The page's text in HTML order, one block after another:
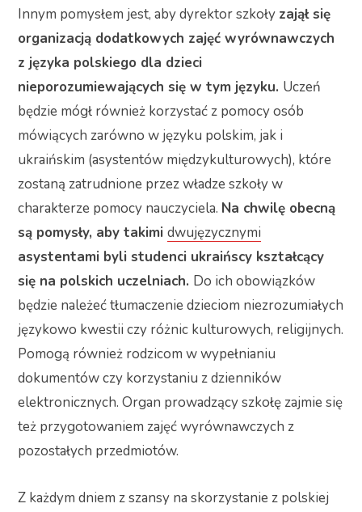
Innym pomysłem jest, aby dyrektor szkoły zajął się
organizacją dodatkowych zajęć wyrównawczych
z języka polskiego dla dzieci
nieporozumiewających się w tym języku. Uczeń
będzie mógł również korzystać z pomocy osób
mówiących zarówno w języku polskim, jak i
ukraińskim (asystentów międzykulturowych), które
zostaną zatrudnione przez władze szkoły w
charakterze pomocy nauczyciela. Na chwilę obecną
są pomysły, aby takimi dwujęzycznymi
asystentami byli studenci ukraińscy kształcący
się na polskich uczelniach. Do ich obowiązków
będzie należeć tłumaczenie dzieciom niezrozumiałych
językowo kwestii czy różnic kulturowych, religijnych.
Pomogą również rodzicom w wypełnianiu
dokumentów czy korzystaniu z dzienników
elektronicznych. Organ prowadzący szkołę zajmie się
też przygotowaniem zajęć wyrównawczych z
pozostałych przedmiotów.
Z każdym dniem z szansy na skorzystanie z polskiej